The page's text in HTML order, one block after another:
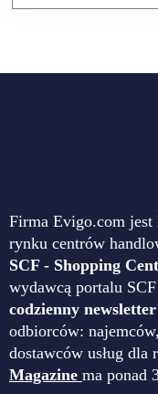
Firma Evigo.com
rynku centrów
SCF - Shopping
wydawcą portalu
codzienny newsletter
odbiorców:
dostawców usług dla
Magazine ma ponad